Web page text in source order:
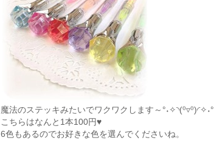
魔法のステッキみたいでワクワクします～°˖✧◝(⁰▿⁰)◜✧˖°
こちらはなんと1本100円♥
6色もあるのでお好きな色を選んでくださいね。